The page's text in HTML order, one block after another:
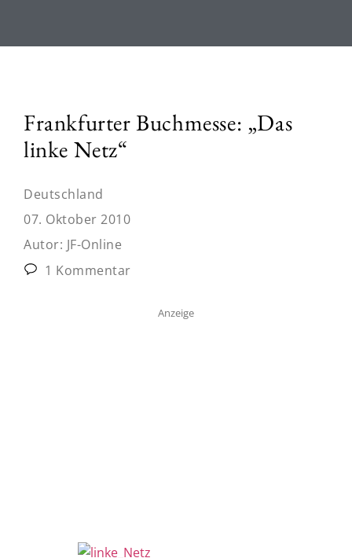
Frankfurter Buchmesse: „Das
linke Netz“
Deutschland
07. Oktober 2010
Autor: JF-Online
1 Kommentar
Anzeige